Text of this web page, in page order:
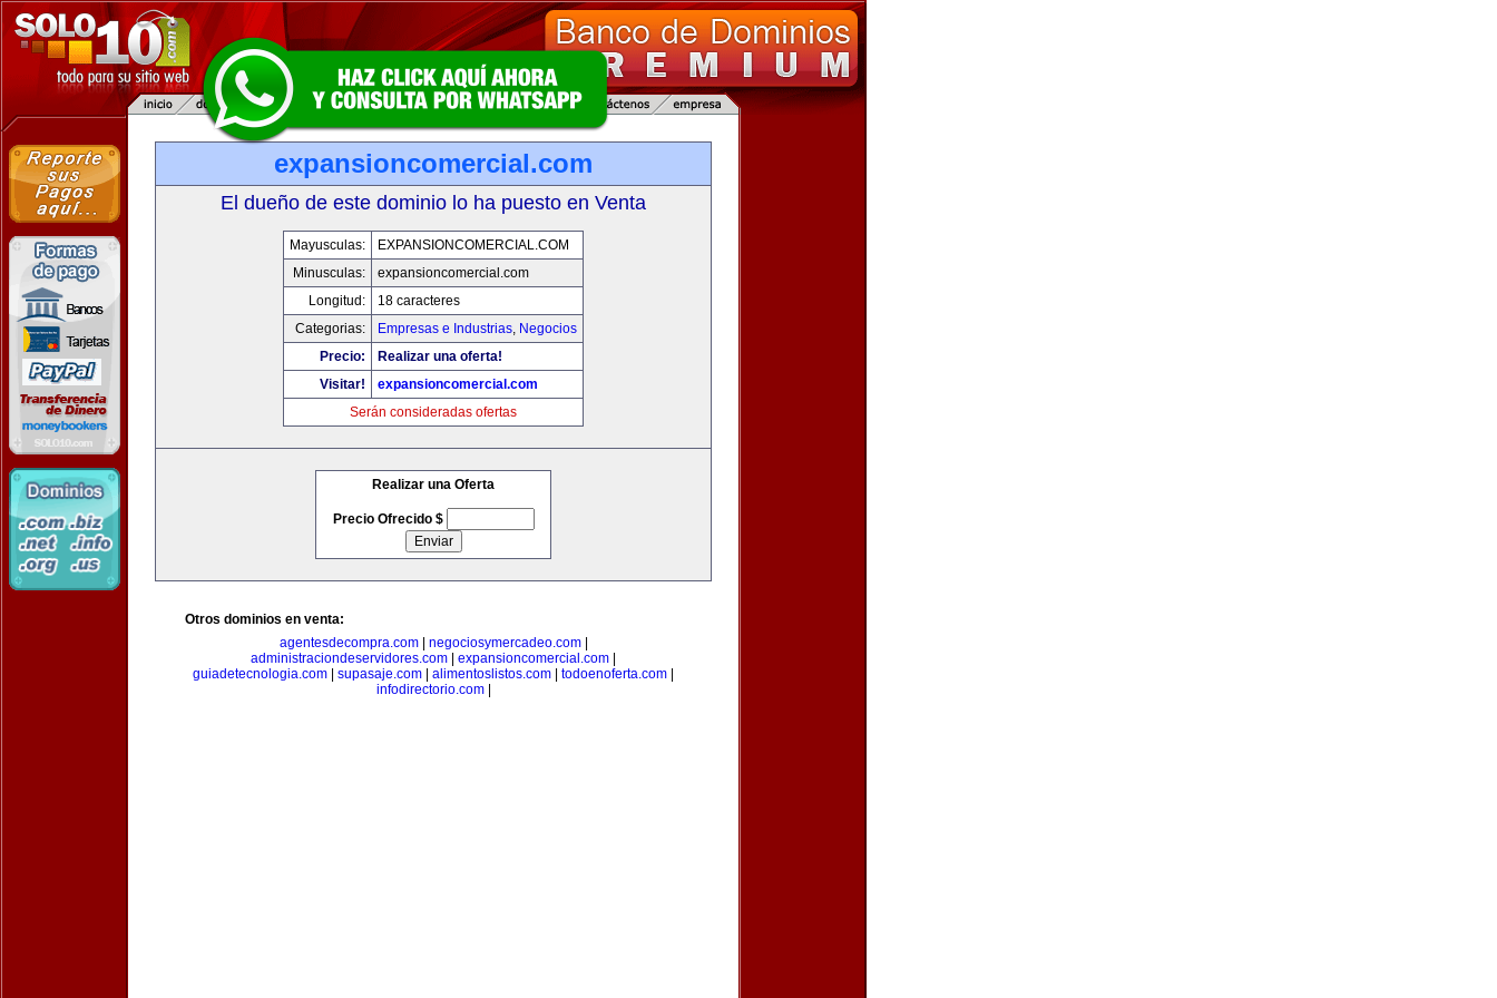
expansioncomercial.com
El dueño de este dominio lo ha puesto en Venta
Mayusculas:
EXPANSIONCOMERCIAL.COM
Minusculas:
expansioncomercial.com
Longitud:
18 caracteres
Categorias:
Empresas e Industrias, Negocios
Precio:
Realizar una oferta!
Visitar!
expansioncomercial.com
Serán consideradas ofertas
Realizar una Oferta
Precio Ofrecido $
Otros dominios en venta:
agentesdecompra.com| negociosymercadeo.com|
administraciondeservidores.com
expansioncomercial.com
guiadetecnologia.com
supasaje.com alimentoslistos.com todoenoferta.com
infodirectorio.com|